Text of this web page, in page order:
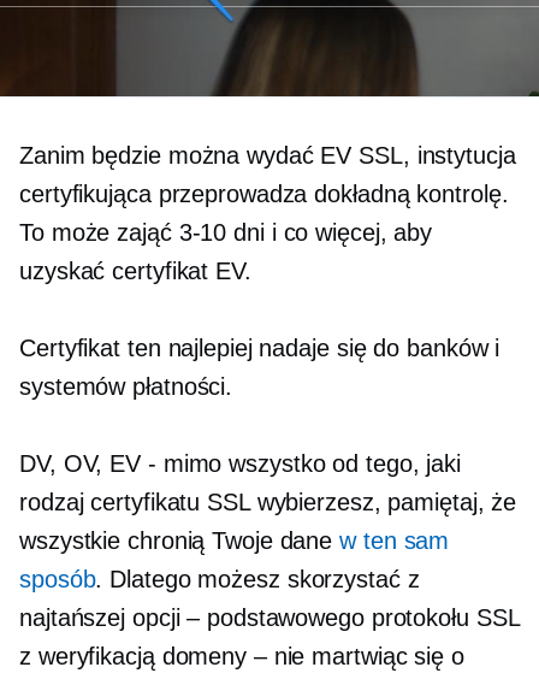
Zanim będzie można wydać EV SSL, instytucja
certyfikująca przeprowadza dokładną kontrolę.
To może zająć 3-10 dni ico więcej, aby
uzyskać certyfikat EV.
Certyfikat ten najlepiej nadaje się do banków i
systemów płatności.
DV, OV, EV - mimo wszystkood tego, jaki
rodzaj certyfikatu SSL wybierzesz, pamiętaj, że
wszystkie chronią Twoje danew ten sam
sposób. Dlatego możesz skorzystać z
najtańszej opcji – podstawowego protokołu SSL
z weryfikacją domeny – nie martwiąc się o